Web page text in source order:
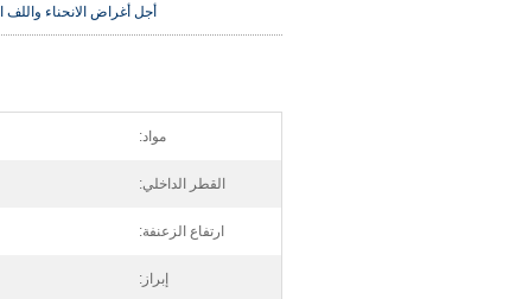
أجل أغراض الانحناء واللف
مواد:
القطر الداخلي:
ارتفاع الزعنفة:
إبراز: